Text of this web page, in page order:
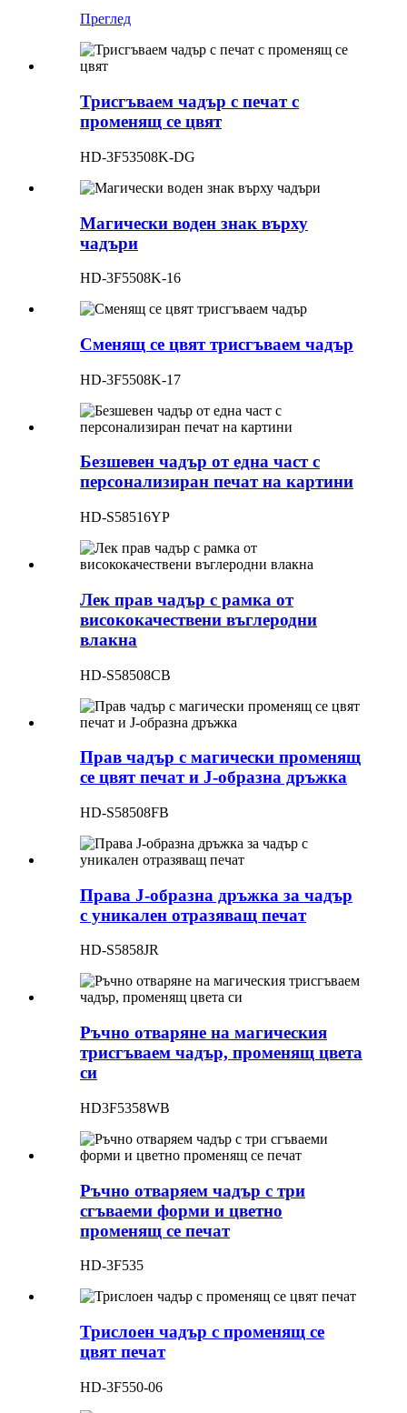
Преглед
Трисгъваем чадър с печат с
променящ се цвят
HD-3F53508K-DG
Магически воден знак върху
чадъри
HD-3F5508K-16
Сменящ се цвят трисгъваем чадър
HD-3F5508K-17
Безшевен чадър от една част с
персонализиран печат на картини
HD-S58516YP
Лек прав чадър с рамка от
висококачествени въглеродни
влакна
HD-S58508CB
Прав чадър с магически променящ
се цвят печат и J-образна дръжка
HD-S58508FB
Права J-образна дръжка за чадър
с уникален отразяващ печат
HD-S5858JR
Ръчно отваряне на магическия
трисгъваем чадър, променящ цвета
си
HD3F5358WB
Ръчно отваряем чадър с три
сгъваеми форми и цветно
променящ се печат
HD-3F535
Трислоен чадър с променящ се
цвят печат
HD-3F550-06